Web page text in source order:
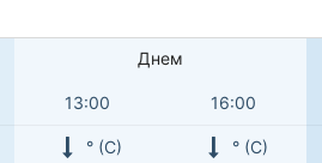
Днем
13:00 16:00
° (С) ° (С)